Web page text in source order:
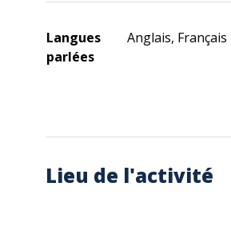
Langues
parlées
Anglais, Français
Lieu de l'activité